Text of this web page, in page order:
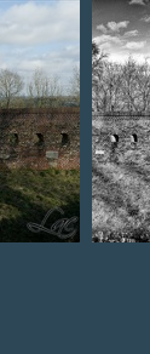
Douves